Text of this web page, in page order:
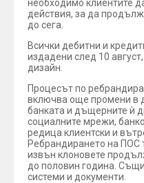
необходимо клиентите
действия, за да
до сега.
Всички дебитни и
издадени след 10
дизайн.
Процесът по
включва още промени в
банката и дъщерните ѝ
социалните мрежи,
редица клиентски и
Ребрандирането на ПОС
извън клоновете
до половин година.
системи и документи.